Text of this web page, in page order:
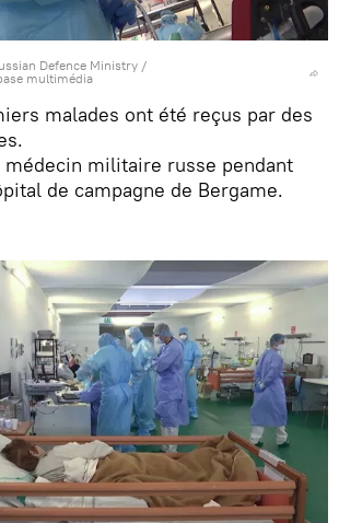
Defence Ministry /
multimédia
malades ont été reçus par des
médecin militaire russe pendant
de campagne de Bergame.